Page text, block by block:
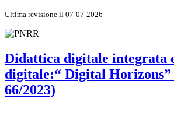
Ultima revisione il 07-07-2026
Didattica digitale integrata
digitale:“ Digital
66/2023)